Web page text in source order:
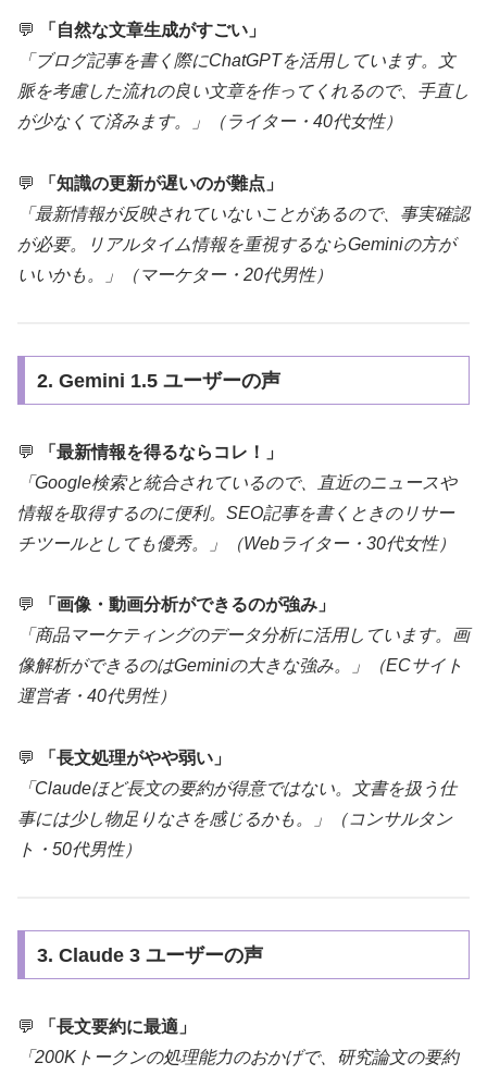
💬
「自然な文章生成がすごい」
「ブログ記事を書く際にChatGPTを活用しています。文
脈を考慮した流れの良い文章を作ってくれるので、手直し
が少なくて済みます。」（ライター・40代女性）
💬
「知識の更新が遅いのが難点」
「最新情報が反映されていないことがあるので、事実確認
が必要。リアルタイム情報を重視するならGeminiの方が
いいかも。」（マーケター・20代男性）
2. Gemini 1.5 ユーザーの声
💬
「最新情報を得るならコレ！」
「Google検索と統合されているので、直近のニュースや
情報を取得するのに便利。SEO記事を書くときのリサー
チツールとしても優秀。」（Webライター・30代女性）
💬
「画像・動画分析ができるのが強み」
「商品マーケティングのデータ分析に活用しています。画
像解析ができるのはGeminiの大きな強み。」（ECサイト
運営者・40代男性）
💬
「長文処理がやや弱い」
「Claudeほど長文の要約が得意ではない。文書を扱う仕
事には少し物足りなさを感じるかも。」（コンサルタン
ト・50代男性）
3. Claude 3 ユーザーの声
💬
「長文要約に最適」
「200Kトークンの処理能力のおかげで、研究論文の要約